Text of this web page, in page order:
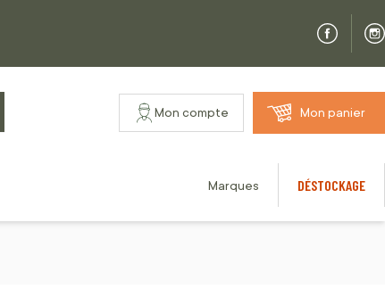
Mon compte Mon panier
Marques DÉSTOCKAGE